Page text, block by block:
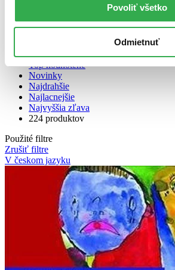
Povoliť všetko
Odmietnuť
Bestsellery
Top hodnotené
Novinky
Najdrahšie
Najlacnejšie
Najvyššia zľava
224 produktov
Použité filtre
Zrušiť filtre
V českom jazyku